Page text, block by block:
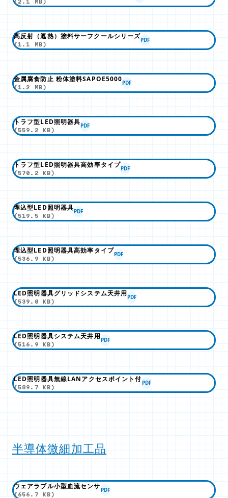
(2.1 MB)
高反射（遮熱）塗料サーフクールシリーズ
(1.1 MB)
PDF
金属腐食防止 粉体塗料SAPOE5000
(1.2 MB)
PDF
トラフ型LED照明器具
(559.2 KB)
PDF
トラフ型LED照明器具高効率タイプ
(570.2 KB)
PDF
埋込型LED照明器具
(519.5 KB)
PDF
埋込型LED照明器具高効率タイプ
(536.9 KB)
PDF
LED照明器具グリッドシステム天井用
(539.0 KB)
PDF
LED照明器具システム天井用
(516.9 KB)
PDF
LED照明器具無線LANアクセスポイント付
(589.7 KB)
PDF
半導体微細加工品
ウェアラブル小型血流センサ
(656.7 KB)
PDF